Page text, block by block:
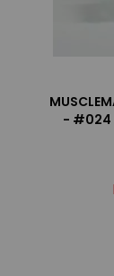
- #024